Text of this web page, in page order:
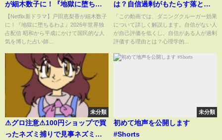
が細木数子に！『地獄に堕ちる
わよ』2026年世界独占配信
【Netflix新ドラマ】戸田恵梨香が細木数子
に！『地獄に堕ちるわよ』2026年世界独
占配信 昭和から平成にかけて国民的な人
気を博した占い師...
は？自信過剰がもたらす落とし
穴」
「この動画では、ダニングクルーガー効果
について詳しく解説します。自信がない人
が自己評価を低くし、自信がある人が過剰
評価する理由とは？心理学的...
未分類
⚠グロ注意⚠100円ショップで買
ったネズミ捕りで見事ネズミ捕
未分類
初めて地声を公開します
#Shorts